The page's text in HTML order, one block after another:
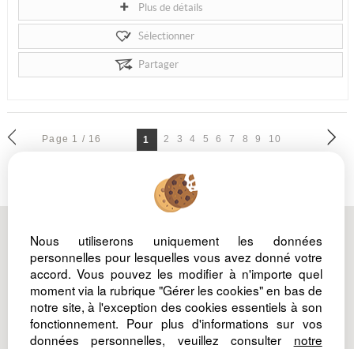
Plus de détails
Sélectionner
Partager
Page 1 / 16 1 2 3 4 5 6 7 8 9 10
Mentions Légales Nos barèmes d'honoraires
Politique de protection des données Gérer les cookies
Nous utiliserons uniquement les données
personnelles pour lesquelles vous avez donné votre
accord. Vous pouvez les modifier à n'importe quel
moment via la rubrique "Gérer les cookies" en bas de
notre site, à l'exception des cookies essentiels à son
fonctionnement. Pour plus d'informations sur vos
données personnelles, veuillez consulter notre